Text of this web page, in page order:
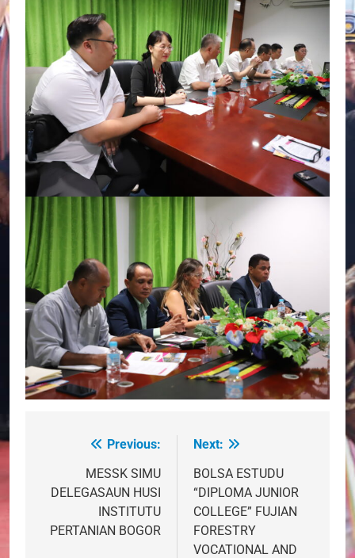
navigation
Previous:
MESSK SIMU
DELEGASAUN HUSI
INSTITUTU
PERTANIAN BOGOR
Next:
BOLSA ESTUDU
“DIPLOMA JUNIOR
COLLEGE” FUJIAN
FORESTRY
VOCATIONAL AND